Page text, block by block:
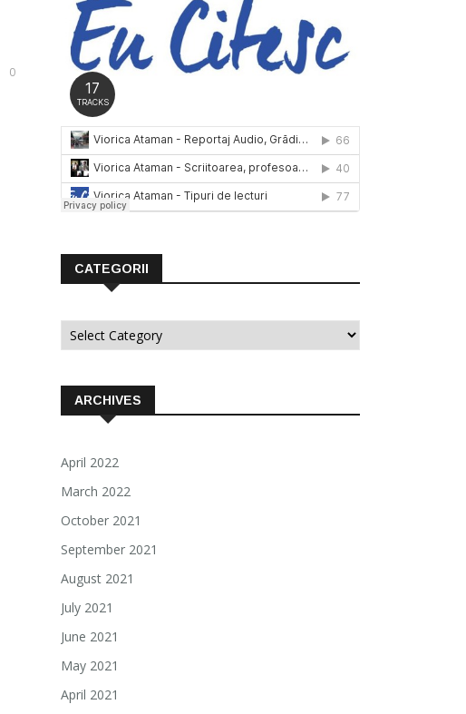
0
CATEGORII
Categorii
ARCHIVES
April 2022
March 2022
October 2021
September 2021
August 2021
July 2021
June 2021
May 2021
April 2021